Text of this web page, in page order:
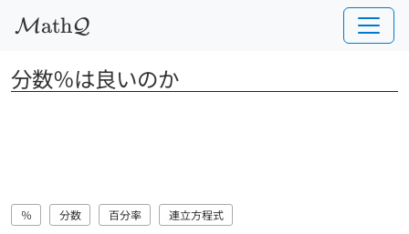
MathQ
分数％は良いのか
％ 分数 百分率 連立方程式